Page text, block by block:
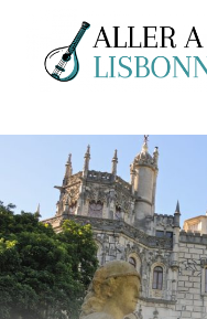
contenu